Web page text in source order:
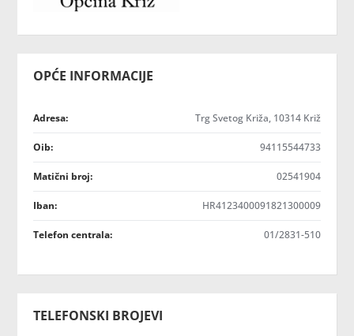
OPĆE INFORMACIJE
Adresa: Trg Svetog Križa, 10314 Križ
Oib: 94115544733
Matični broj: 02541904
Iban: HR4123400091821300009
Telefon centrala: 01/2831-510
TELEFONSKI BROJEVI